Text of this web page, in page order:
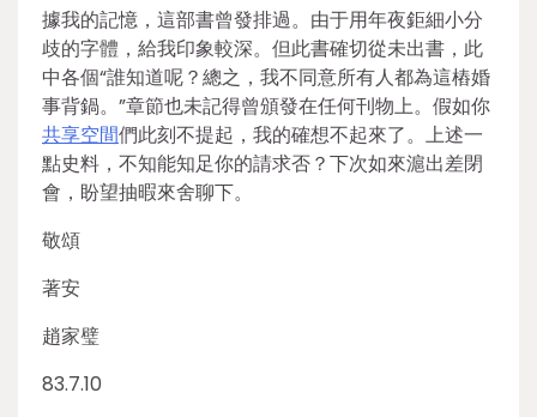
據我的記憶，這部書曾發排過。由于用年夜鉅細小分
歧的字體，給我印象較深。但此書確切從未出書，此
中各個“誰知道呢？總之，我不同意所有人都為這樁婚
事背鍋。”章節也未記得曾頒發在任何刊物上。假如你
共享空間們此刻不提起，我的確想不起來了。上述一
點史料，不知能知足你的請求否？下次如來滬出差閉
會，盼望抽暇來舍聊下。
敬頌
著安
趙家璧
83.7.10